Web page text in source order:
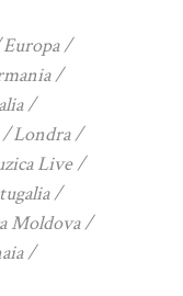
Europa
Londra
Live
Moldova